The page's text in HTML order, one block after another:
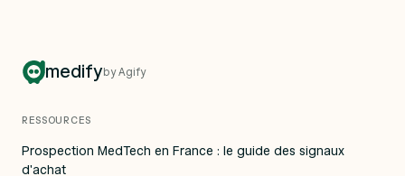
medifyby Agify
RESSOURCES
Prospection MedTech en France : le guide des signaux
d'achat